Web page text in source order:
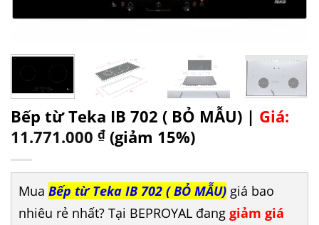
Bếp từ Teka IB 702 ( BỎ MẪU) | Giá:
11.771.000 ₫ (giảm 15%)
Mua Bếp từ Teka IB 702 ( BỎ MẪU) giá bao
nhiêu rẻ nhất? Tại BEPROYAL đang giảm giá